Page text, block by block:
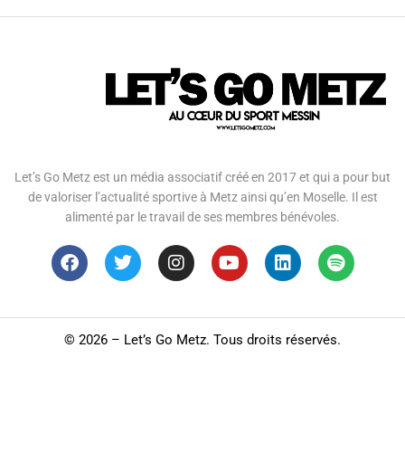
Let’s Go Metz est un média associatif créé en 2017 et qui a pour but
de valoriser l’actualité sportive à Metz ainsi qu’en Moselle. Il est
alimenté par le travail de ses membres bénévoles.
© 2026 – Let’s Go Metz. Tous droits réservés.